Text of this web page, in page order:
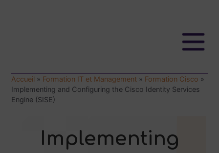
Accueil » Formation IT et Management » Formation Cisco »
Implementing and Configuring the Cisco Identity Services
Engine (SISE)
Implementing